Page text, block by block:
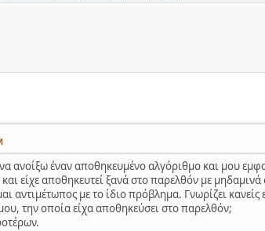
ανοίξω έναν αποθηκευμένο αλγόριθμο και μου
είχε αποθηκευτεί ξανά στο παρελθόν με
αντιμέτωπος με το ίδιο πρόβλημα. Γνωρίζει
την οποία είχα αποθηκεύσει στο παρελθόν;